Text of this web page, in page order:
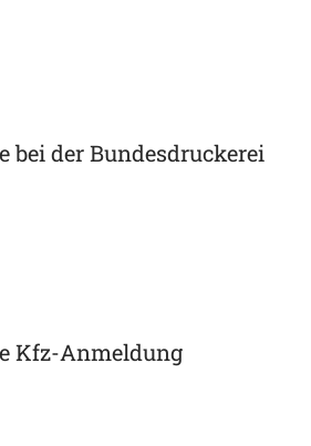
bei der Bundesdruckerei
Kfz-Anmeldung